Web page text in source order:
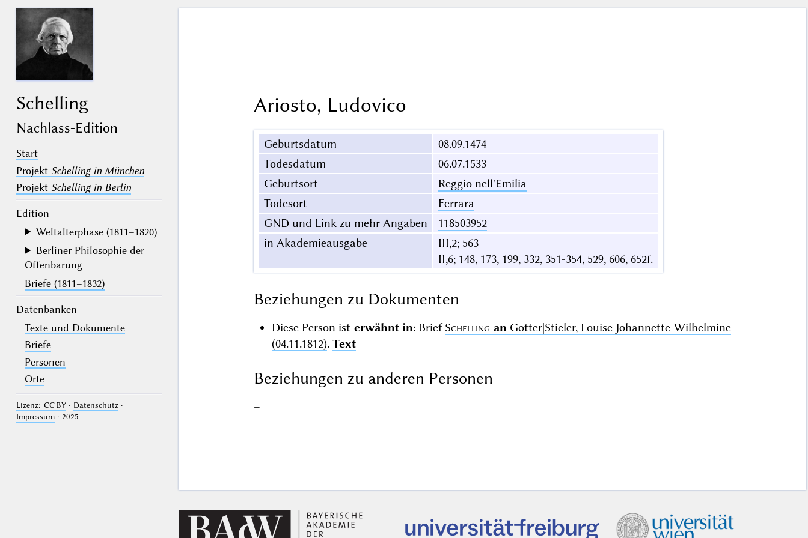
Schelling
Nachlass-Edition
Start
Projekt Schelling in München
Projekt Schelling in Berlin
Edition
Weltalterphase (1811–1820)
Berliner Philosophie der
Offenbarung
Briefe (1811–1832)
Datenbanken
Texte und Dokumente
Briefe
Personen
Orte
Lizenz: CC BY· Datenschutz·
Impressum· 2025
Ariosto, Ludovico
Geburtsdatum
08.09.1474
Todesdatum
06.07.1533
Geburtsort
Reggio nell'Emilia
Todesort
Ferrara
GND und Link zu mehr Angaben
118503952
in Akademieausgabe
III,2; 563
II,6; 148, 173, 199, 332, 351-354, 529, 606, 652f.
Beziehungen zu Dokumenten
Diese Person ist erwähnt in: BriefSchelling an Gotter|Stieler, Louise Johannette Wilhelmine
(04.11.1812). Text
Beziehungen zu anderen Personen
–